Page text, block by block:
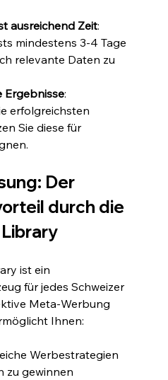
ausreichend Zeit:
mindestens 3-4 Tage
relevante Daten zu
Ergebnisse:
erfolgreichsten
Sie diese für
Der
durch die
ist ein
für jedes Schweizer
Meta-Werbung
Ihnen:
Werbestrategien
zu gewinnen